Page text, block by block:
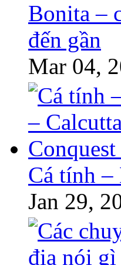
Bonita –
đến gần
Mar 04,
Cá tính –
Jan 29,